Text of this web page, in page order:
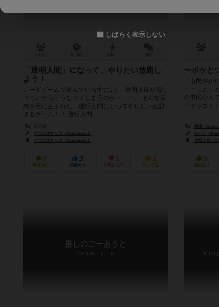
「透明人間」になって、やりたい放題し
よう！
カードゲームで遊んでいる中に1人、透明人間が混じ
っていたらどうなってしまうのか・・・。 そんな妄
想を元に生まれた、透明人間になってやりたい放題
するゲーム！！ 透明人間...
アソビホリック（Asobiholic）
アソビホリック（Asobiholic）
7
興味あり
3
経験あり
1
お気に入り
2
持ってる
〜ボケと
「市民やか
ーーっとし
の市民なん
「ツッコミ
村長（
かべた（
大阪人狼ラボ
5
興味あり
推しのごーあうと
Oshi no go out
しばらく表示しない